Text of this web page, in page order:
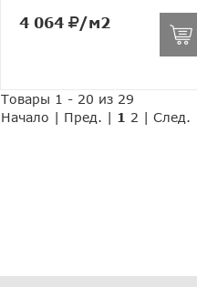
4 064 /м2
Товары 1 - 20 из 29
Начало | Пред. | 1 2 | След.